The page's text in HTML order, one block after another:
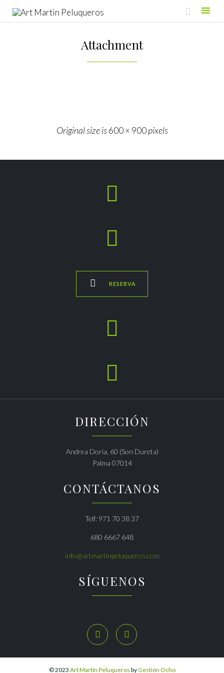

Attachment
Original size is600 × 900pixels


 RESERVA


DIRECCIÓN
Andrea Doria, 60 (Son Dureta)
Palma 07014
CONTÁCTANOS
Telf: 971 70 38 37
680 6667 648
info@artmartinpeluqueros.com
SÍGUENOS
 
© 2023 Art Martín Peluqueros byGestión Ocho